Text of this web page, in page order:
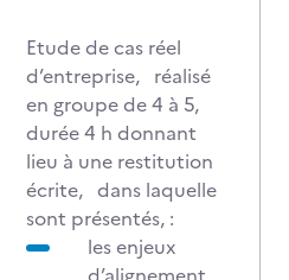
Etude de cas réel
d’entreprise, réalisé
en groupe de 4 à 5,
durée 4 h donnant
lieu à une restitution
écrite, dans laquelle
sont présentés, :
les enjeux